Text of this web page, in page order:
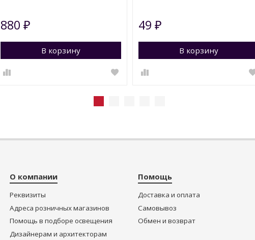
Перейти в корзину
880 ₽
В корзину Перейти в корзину
49 ₽
В корзину
О компании
Реквизиты
Адреса розничных магазинов
Помощь в подборе освещения
Дизайнерам и архитекторам
Помощь
Доставка и оплата
Самовывоз
Обмен и возврат